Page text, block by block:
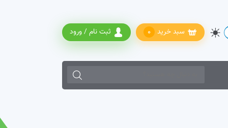
ثبت نام / ورود سبد خرید 0
زمانی که نتایج خودکار نمایش داده شده از دکمه های بالا و پایین